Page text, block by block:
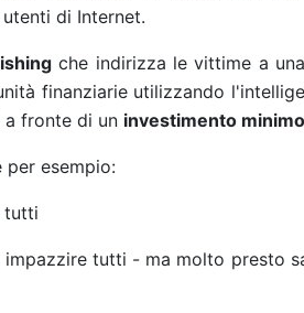
di Internet.
che indirizza le vittime a una
finanziarie utilizzando
a fronte di un investimento
per esempio:
tutti
tutti - ma molto presto